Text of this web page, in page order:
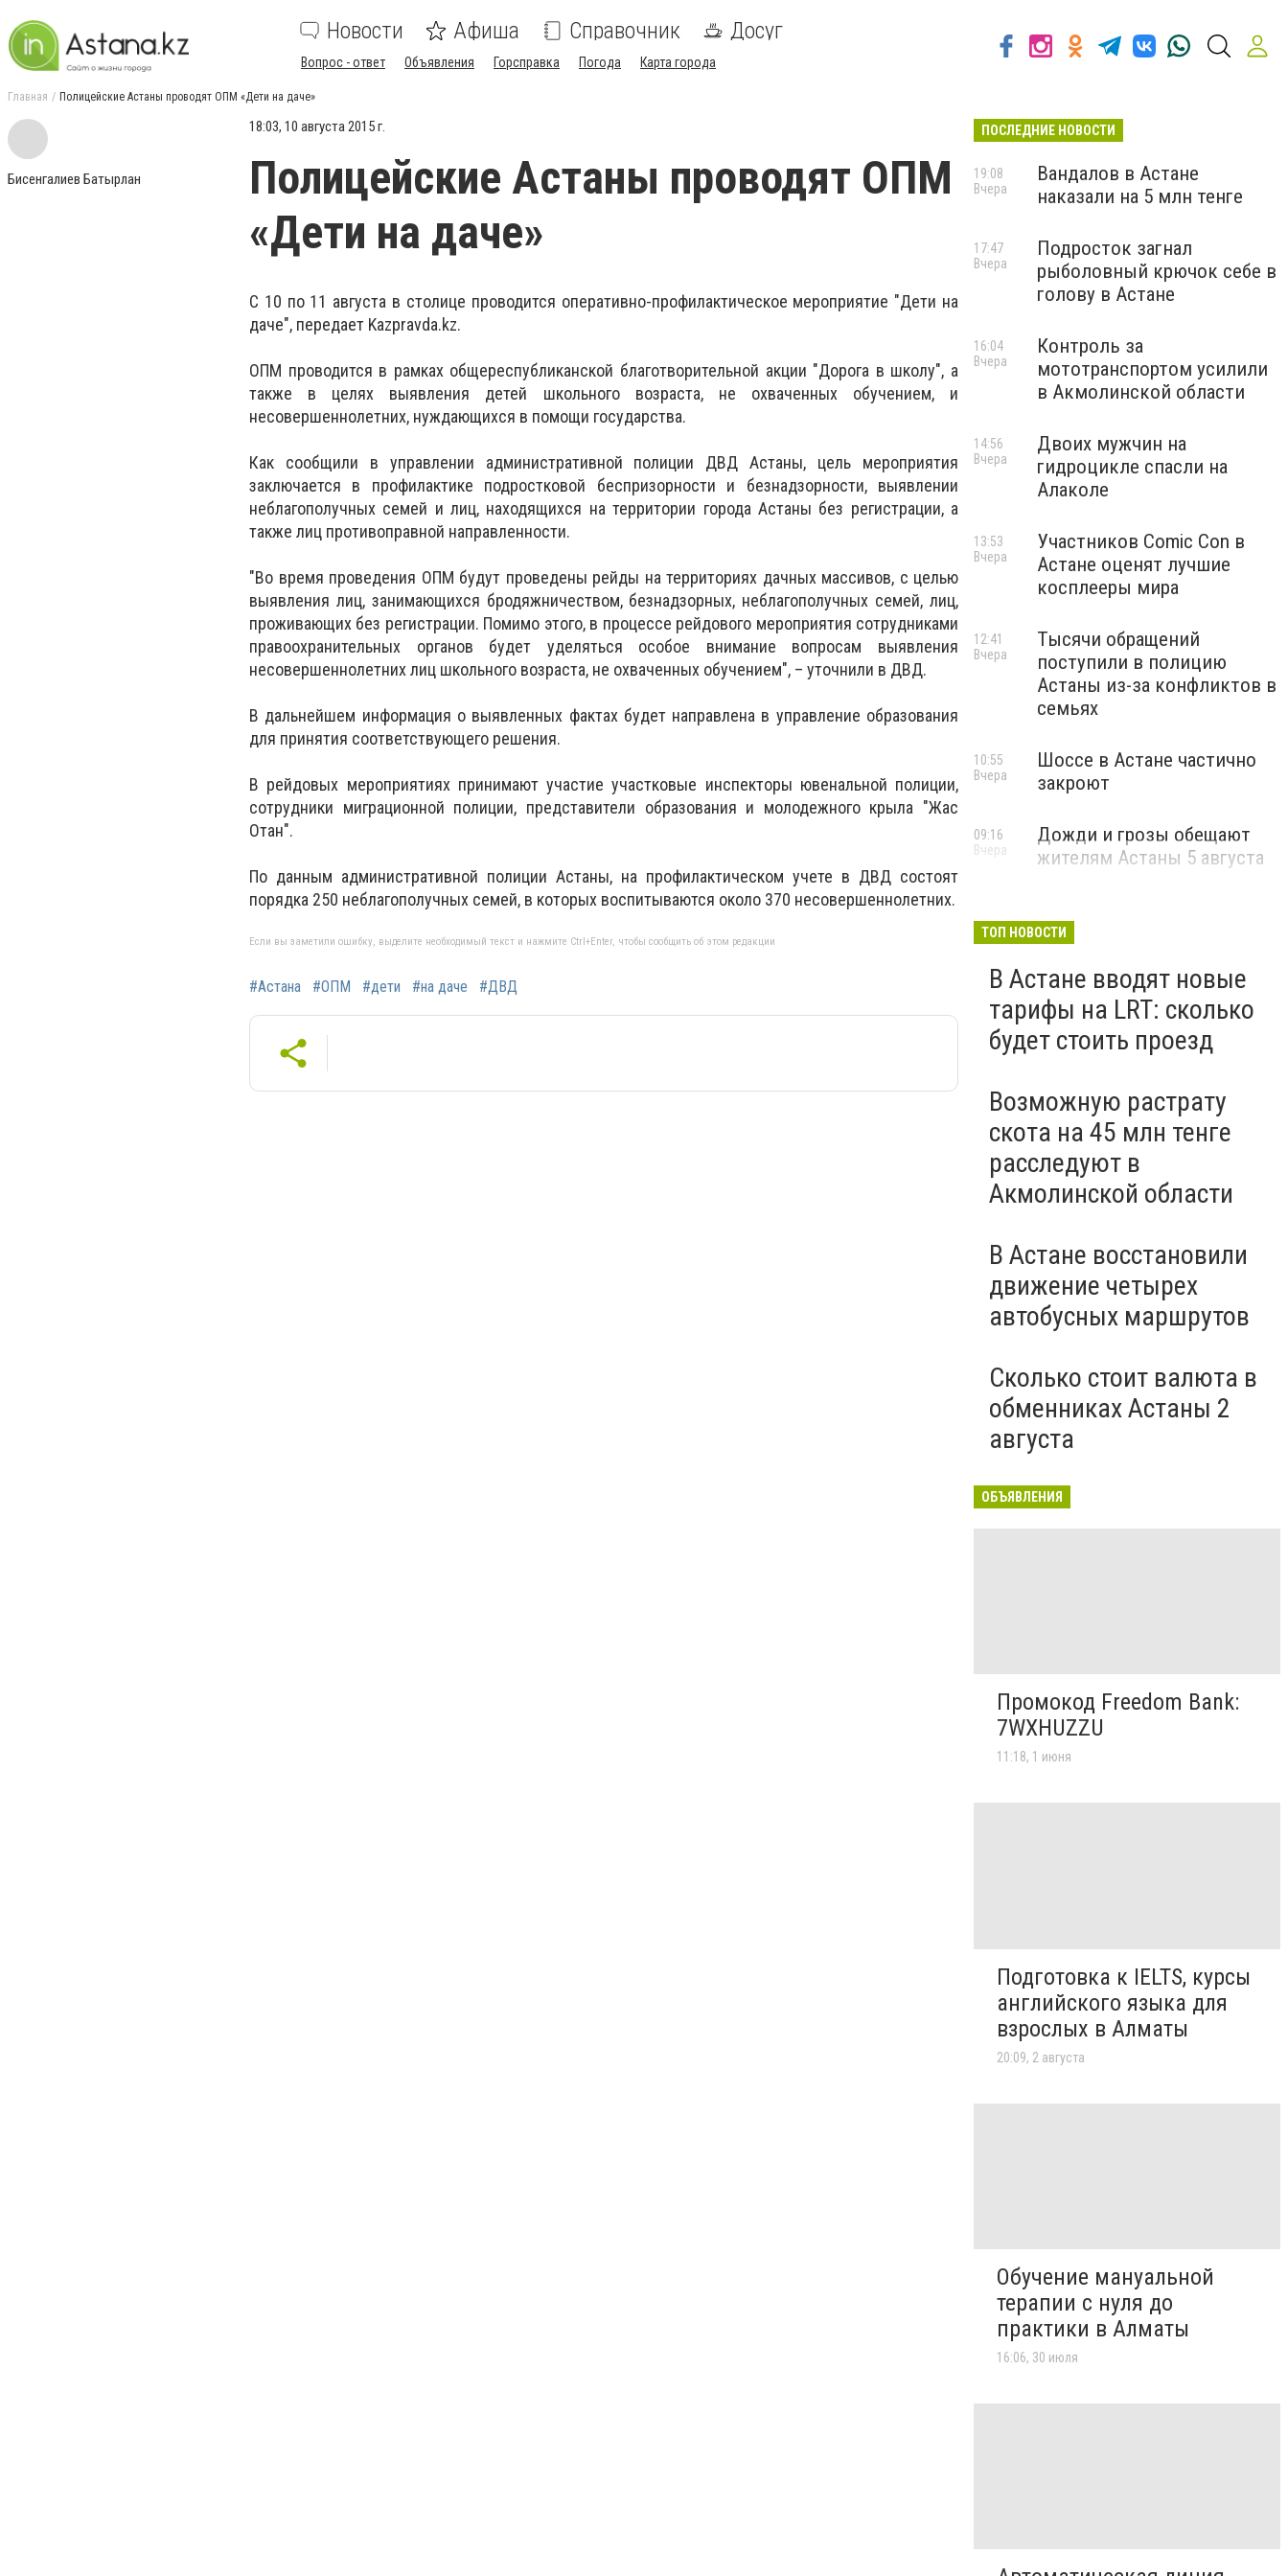
Новости Афиша Справочник Досуг
Вопрос - ответ Объявления Горсправка Погода Карта города
Главная Полицейские Астаны проводят ОПМ «Дети на даче»
Бисенгалиев Батырлан
18:03, 10 августа 2015 г.
Полицейские Астаны проводят ОПМ
«Дети на даче»
С 10 по 11 августа в столице проводится оперативно-профилактическое мероприятие "Дети на
даче", передает Kazpravda.kz.
ОПМ проводится в рамках общереспубликанской благотворительной акции "Дорога в школу", а
также в целях выявления детей школьного возраста, не охваченных обучением, и
несовершеннолетних, нуждающихся в помощи государства.
Как сообщили в управлении административной полиции ДВД Астаны, цель мероприятия
заключается в профилактике подростковой беспризорности и безнадзорности, выявлении
неблагополучных семей и лиц, находящихся на территории города Астаны без регистрации, а
также лиц противоправной направленности.
"Во время проведения ОПМ будут проведены рейды на территориях дачных массивов, с целью
выявления лиц, занимающихся бродяжничеством, безнадзорных, неблагополучных семей, лиц,
проживающих без регистрации. Помимо этого, в процессе рейдового мероприятия сотрудниками
правоохранительных органов будет уделяться особое внимание вопросам выявления
несовершеннолетних лиц школьного возраста, не охваченных обучением", – уточнили в ДВД.
В дальнейшем информация о выявленных фактах будет направлена в управление образования
для принятия соответствующего решения.
В рейдовых мероприятиях принимают участие участковые инспекторы ювенальной полиции,
сотрудники миграционной полиции, представители образования и молодежного крыла "Жас
Отан".
По данным административной полиции Астаны, на профилактическом учете в ДВД состоят
порядка 250 неблагополучных семей, в которых воспитываются около 370 несовершеннолетних.
Если вы заметили ошибку, выделите необходимый текст и нажмите Ctrl+Enter, чтобы сообщить об этом редакции
#Астана #ОПМ #дети #на даче #ДВД
ПОСЛЕДНИЕ НОВОСТИ
Вандалов в Астане
наказали на 5 млн тенге
19:08
Вчера
Подросток загнал
рыболовный крючок себе в
голову в Астане
17:47
Вчера
Контроль за
мототранспортом усилили
в Акмолинской области
16:04
Вчера
Двоих мужчин на
гидроцикле спасли на
Алаколе
14:56
Вчера
Участников Comic Con в
Астане оценят лучшие
косплееры мира
13:53
Вчера
Тысячи обращений
поступили в полицию
Астаны из-за конфликтов в
семьях
12:41
Вчера
Шоссе в Астане частично
закроют
10:55
Вчера
Дожди и грозы обещают
жителям Астаны 5 августа
09:16
Вчера
ТОП НОВОСТИ
В Астане вводят новые
тарифы на LRT: сколько
будет стоить проезд
Возможную растрату
скота на 45 млн тенге
расследуют в
Акмолинской области
В Астане восстановили
движение четырех
автобусных маршрутов
Сколько стоит валюта в
обменниках Астаны 2
августа
ОБЪЯВЛЕНИЯ
Промокод Freedom Bank:
7WXHUZZU
11:18, 1 июня
Подготовка к IELTS, курсы
английского языка для
взрослых в Алматы
20:09, 2 августа
Обучение мануальной
терапии с нуля до
практики в Алматы
16:06, 30 июля